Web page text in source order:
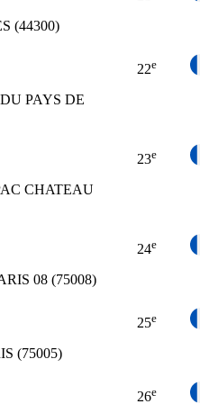
(44300)
22e
PAYS DE
23e
CHATEAU
24e
08 (75008)
25e
(75005)
26e